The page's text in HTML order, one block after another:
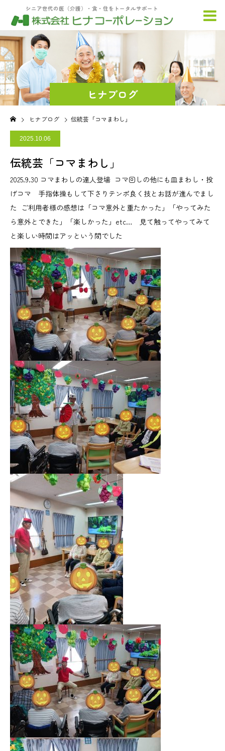
シニア世代の医（介護）・食・住をトータルサポート
ヒナブログ
ヒナブログ 伝統芸「コマまわし」
2025.10.06
伝統芸「コマまわし」
2025.9.30 コマまわしの達人登場 コマ回しの他にも皿まわし・投
げコマ 手指体操もして下さりテンポ良く技とお話が進んでまし
た ご利用者様の感想は「コマ意外と重たかった」「やってみた
ら意外とできた」「楽しかった」etc… 見て触ってやってみて
と楽しい時間はアッという間でした